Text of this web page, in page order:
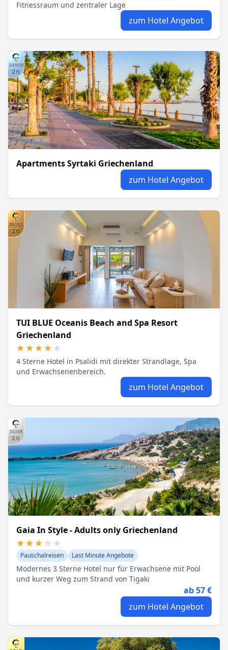
Fitnessraum und zentraler Lage
zum Hotel Angebot
Apartments Syrtaki Griechenland
zum Hotel Angebot
TUI BLUE Oceanis Beach and Spa Resort
Griechenland
★★★★★
★★★★★
4 Sterne Hotel in Psalidi mit direkter Strandlage, Spa
und Erwachsenenbereich.
zum Hotel Angebot
Gaia In Style - Adults only Griechenland
★★★★★
★★★★★
Pauschalreisen Last Minute Angebote
Modernes 3 Sterne Hotel nur für Erwachsene mit Pool
und kurzer Weg zum Strand von Tigaki
zum Hotel Angebot
ab 57 €